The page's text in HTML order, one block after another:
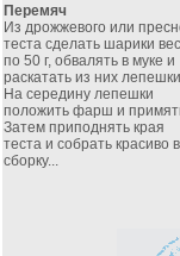
Перемяч
Из дрожжевого или
теста сделать шарики
по 50 г, обвалять в муке и
раскатать из них
На середину лепешки
положить фарш и
Затем приподнять края
теста и собрать красиво в
сборку...